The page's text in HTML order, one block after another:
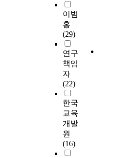
이범
홍
(29)
연구
책임
자
(22)
한국
교육
개발
원
(16)